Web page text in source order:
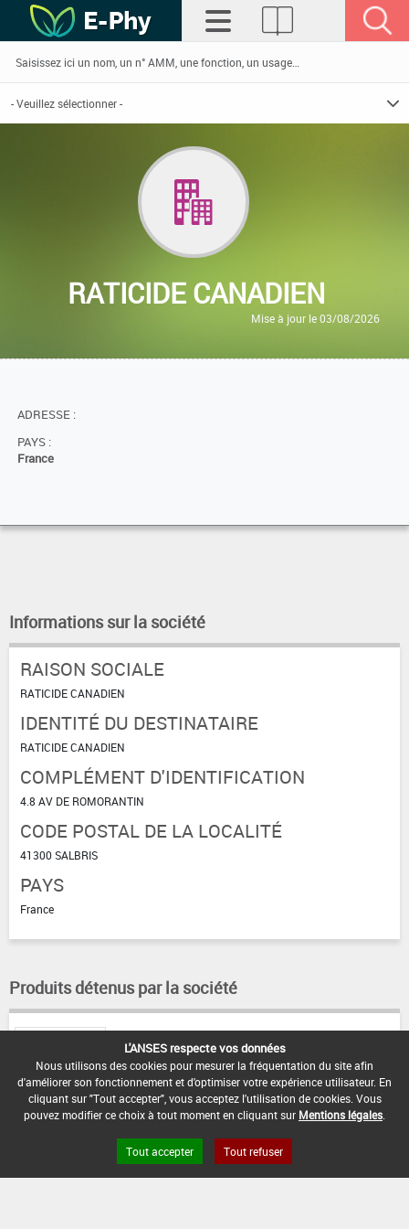
RATICIDE CANADIEN
Mise à jour le 03/08/2026
ADRESSE :
PAYS :
France
Informations sur la société
RAISON SOCIALE
RATICIDE CANADIEN
IDENTITÉ DU DESTINATAIRE
RATICIDE CANADIEN
COMPLÉMENT D'IDENTIFICATION
4.8 AV DE ROMORANTIN
CODE POSTAL DE LA LOCALITÉ
41300 SALBRIS
PAYS
France
Produits détenus par la société
Open Data Mentions légales Site ANSES
L'ANSES respecte vos données
Nous utilisons des cookies pour mesurer la fréquentation du site afin
d'améliorer son fonctionnement et d'optimiser votre expérience utilisateur. En
cliquant sur "Tout accepter", vous acceptez l'utilisation de cookies. Vous
pouvez modifier ce choix à tout moment en cliquant sur Mentions légales
Tout accepter Tout refuser